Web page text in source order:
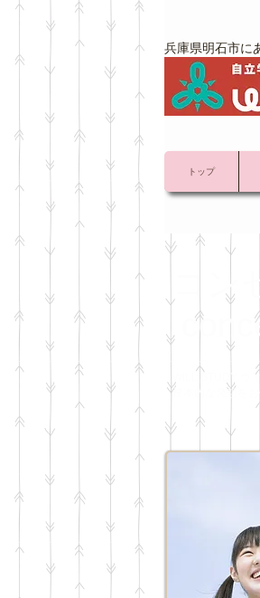
兵庫県明石市に
トップ
コン
WILL STUDY ウ
根本的な発想を